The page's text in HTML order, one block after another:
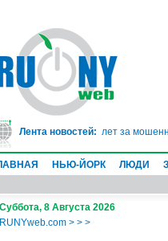
Лента новостей:
в тюрьму на 10 лет за
НЬЮ-ЙОРК ЛЮДИ
Суббота, 8 Августа 2026
RUNYweb.com > > >